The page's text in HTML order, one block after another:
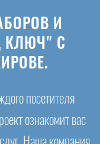
И
КЛЮЧ" С
посетителя
ознакомит вас